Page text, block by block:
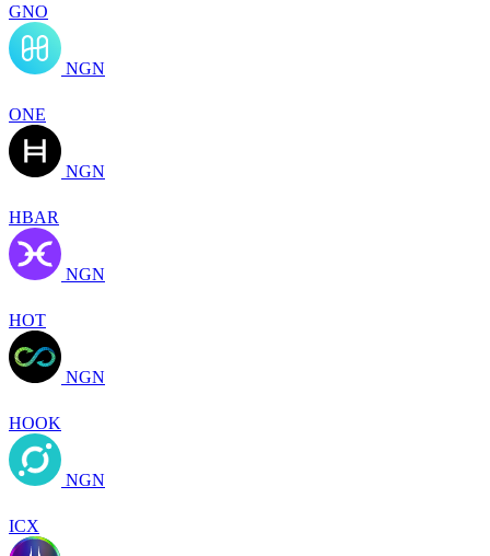
GNO
NGN
ONE
NGN
HBAR
NGN
HOT
NGN
HOOK
NGN
ICX